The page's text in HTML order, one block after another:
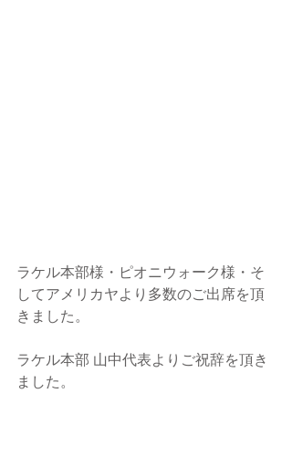
ラケル本部様・ピオニウォーク様・そ
してアメリカヤより多数のご出席を頂
きました。
ラケル本部 山中代表よりご祝辞を頂き
ました。